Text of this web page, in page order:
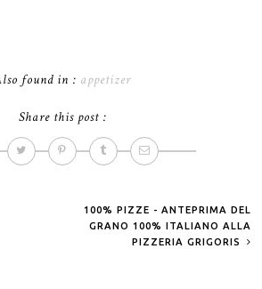
found in : appetizer
Share this post :
100% PIZZE - ANTEPRIMA DEL
GRANO 100% ITALIANO ALLA
PIZZERIA GRIGORIS